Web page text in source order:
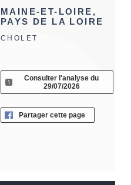
MAINE-ET-LOIRE,
PAYS DE LA LOIRE
CHOLET
Consulter l'analyse du
29/07/2026
Partager cette page